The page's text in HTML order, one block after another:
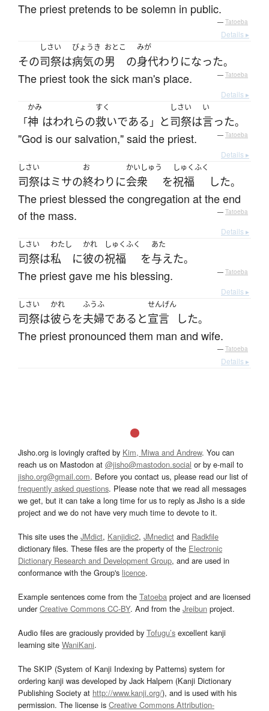
The priest pretends to be solemn in public.
— Tatoeba
Details ▸
その
しさい
司祭は
びょうき
病気の
おとこ
男 の
みが
身代わり になった。
The priest took the sick man's place. — Tatoeba
Details ▸
「
かみ
神 はわれらの
すく
救いである 」 と
しさい
司祭は
い
言った。
"God is our salvation," said the priest. — Tatoeba
Details ▸
しさい
司祭はミサの
お
終わり に
かいしゅう
会衆 を
しゅくふく
祝福 した。
The priest blessed the congregation at the end
of the mass.
— Tatoeba
Details ▸
しさい
司祭は
わたし
私 に
かれ
彼の
しゅくふく
祝福 を
あた
与えた。
The priest gave me his blessing. — Tatoeba
Details ▸
しさい
司祭は
かれ
彼らを
ふうふ
夫婦である と
せんげん
宣言 した。
The priest pronounced them man and wife.
— Tatoeba
Details ▸
Jisho.org is lovingly crafted by Kim, Miwa and Andrew. You can
reach us on Mastodon at @jisho@mastodon.social or by e-mail to
jisho.org@gmail.com. Before you contact us, please read our list of
frequently asked questions. Please note that we read all messages
we get, but it can take a long time for us to reply as Jisho is a side
project and we do not have very much time to devote to it.
This site uses the JMdict, Kanjidic2, JMnedict and Radkfile
dictionary files. These files are the property of the Electronic
Dictionary Research and Development Group, and are used in
conformance with the Group's licence.
Example sentences come from the Tatoeba project and are licensed
underCreative Commons CC-BY. And from the Jreibun project.
Audio files are graciously provided by Tofugu’s excellent kanji
learning site WaniKani.
The SKIP (System of Kanji Indexing by Patterns) system for
ordering kanji was developed by Jack Halpern (Kanji Dictionary
Publishing Society at http://www.kanji.org/), and is used with his
permission. The license is Creative Commons Attribution-